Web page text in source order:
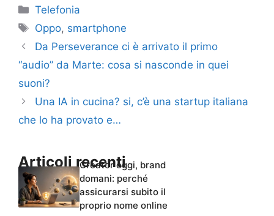
Categorie
Telefonia
Tag
Oppo, smartphone
Da Perseverance ci è arrivato il primo
“audio” da Marte: cosa si nasconde in quei
suoni?
Una IA in cucina? si, c’è una startup italiana
che lo ha provato e…
Articoli recenti
Creator oggi, brand
domani: perché
assicurarsi subito il
proprio nome online